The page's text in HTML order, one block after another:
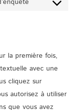
service
Consent
la première fois,
avec une
cliquez sur
autorisez à utiliser
que vous avez